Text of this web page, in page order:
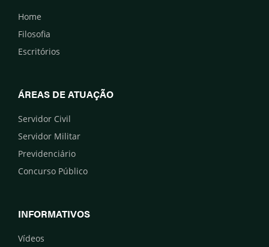
Home
Filosofia
Escritórios
ÁREAS DE ATUAÇÃO
Servidor Civil
Servidor Militar
Previdenciário
Concurso Público
INFORMATIVOS
Vídeos